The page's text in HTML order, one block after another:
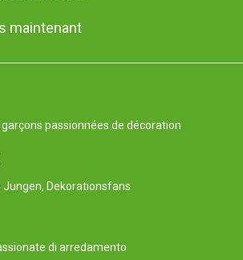
maintenant
passionnées de décoration
Jungen, Dekorationsfans
di arredamento